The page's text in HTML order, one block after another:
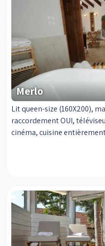
jacuzzi de la suite, sièges
privé il ya une unité de
remous intérieur spa et
Merlo
Lit queen-size (160X200),
raccordement OUI,
cinéma, cuisine
spéciale Double et
qualité, un immense
unité de balcon privé
ruisseaux et des zones de
autour.